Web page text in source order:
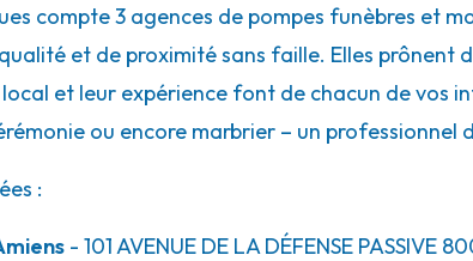
compte 3 agences de pompes funèbres et
et de proximité sans faille. Elles prônent
et leur expérience font de chacun de vos
ou encore marbrier – un professionnel
:
- 101 AVENUE DE LA DÉFENSE PASSIVE